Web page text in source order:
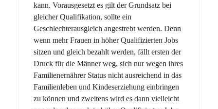
kann. Vorausgesetzt es gilt der Grundsatz bei
gleicher Qualifikation, sollte ein
Geschlechterausgleich angestrebt werden. Denn
wenn mehr Frauen in höher Qualifizierten Jobs
sitzen und gleich bezahlt werden, fällt ersten der
Druck für die Männer weg, sich nur wegen ihres
Familienernährer Status nicht ausreichend in das
Familienleben und Kindeserziehung einbringen
zu können und zweitens wird es dann vielleicht